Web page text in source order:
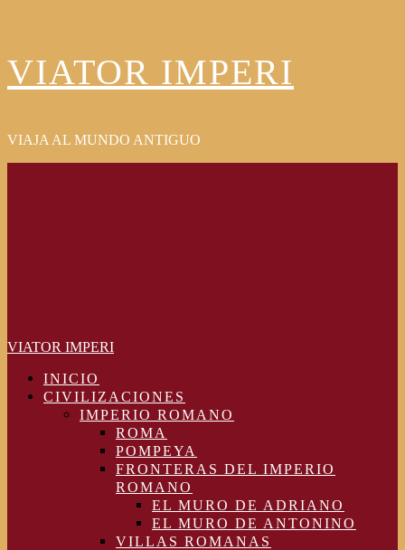
VIATOR IMPERI
VIAJA AL MUNDO ANTIGUO
VIATOR IMPERI
INICIO
CIVILIZACIONES
IMPERIO ROMANO
ROMA
POMPEYA
FRONTERAS DEL IMPERIO
ROMANO
EL MURO DE ADRIANO
EL MURO DE ANTONINO
VILLAS ROMANAS